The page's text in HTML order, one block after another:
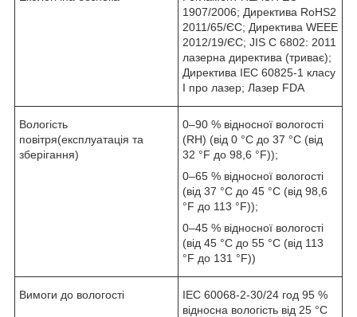
1907/2006; Директива RoHS2
2011/65/ЄС; Директива WEEE
2012/19/ЄС; JIS C 6802: 2011
лазерна директива (триває);
Директива IEC 60825-1 класу
I про лазер; Лазер FDA
Вологість
повітря(експлуатація та
зберігання)
0–90 % відносної вологості
(RH) (від 0 °C до 37 °C (від
32 °F до 98,6 °F));
0–65 % відносної вологості
(від 37 °C до 45 °C (від 98,6
°F до 113 °F));
0–45 % відносної вологості
(від 45 °C до 55 °C (від 113
°F до 131 °F))
Вимоги до вологості
IEC 60068-2-30/24 год 95 %
відносна вологість від 25 °C